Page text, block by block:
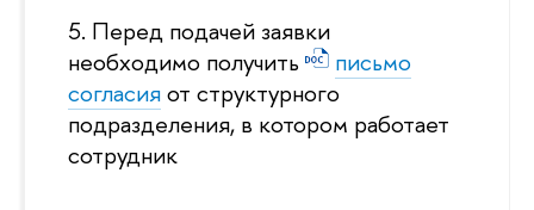
5. Перед подачей заявки
необходимо получить
письмо
согласияот структурного
подразделения, в котором работает
сотрудник